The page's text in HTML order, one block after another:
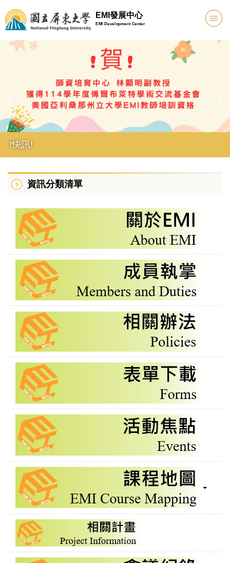
跳
到
主
要
EMI發展中心
EMI Development Center
!快訊!
資訊分類清單